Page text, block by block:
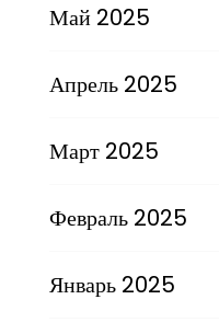
Май 2025
Апрель 2025
Март 2025
Февраль 2025
Январь 2025